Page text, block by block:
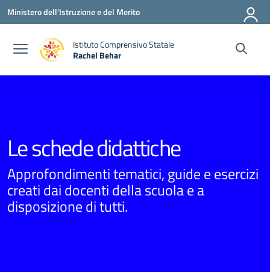
Vai ai contenuti
Vai al menu di navigazione
Vai al footer
Ministero dell'Istruzione e del Merito
Istituto Comprensivo Statale
Rachel Behar
Le schede didattiche
Approfondimenti tematici, guide e esercizi
creati dai docenti della scuola e a
disposizione di tutti.